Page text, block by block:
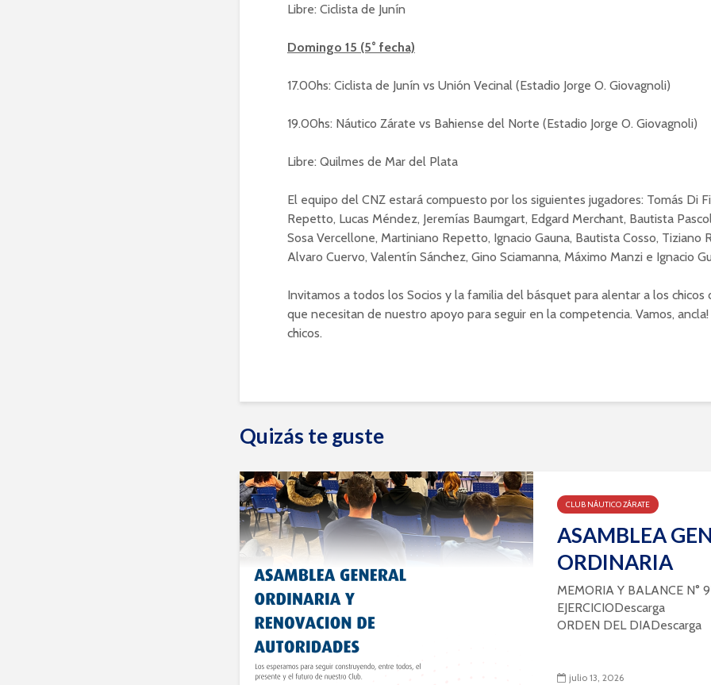
Libre: Ciclista de Junín
Domingo 15 (5° fecha)
17.00hs: Ciclista de Junín vs Unión Vecinal (Estadio Jorge O. Giovagnoli)
19.00hs: Náutico Zárate vs Bahiense del Norte (Estadio Jorge O. Giovagnoli)
Libre: Quilmes de Mar del Plata
El equipo del CNZ estará compuesto por los siguientes jugadores: Tomás Di
Repetto, Lucas Méndez, Jeremías Baumgart, Edgard Merchant, Bautista
Sosa Vercellone, Martiniano Repetto, Ignacio Gauna, Bautista Cosso, Tiziano
Alvaro Cuervo, Valentín Sánchez, Gino Sciamanna, Máximo Manzi e Ignacio
Invitamos a todos los Socios y la familia del básquet para alentar a los chicos
que necesitan de nuestro apoyo para seguir en la competencia. Vamos, ancla!
chicos.
Quizás te guste
CLUB NÁUTICO ZÁRATE
ASAMBLEA
ORDINARIA
MEMORIA Y BALANCE N°
EJERCICIODescarga
ORDEN DEL DIADescarga
julio 13, 2026